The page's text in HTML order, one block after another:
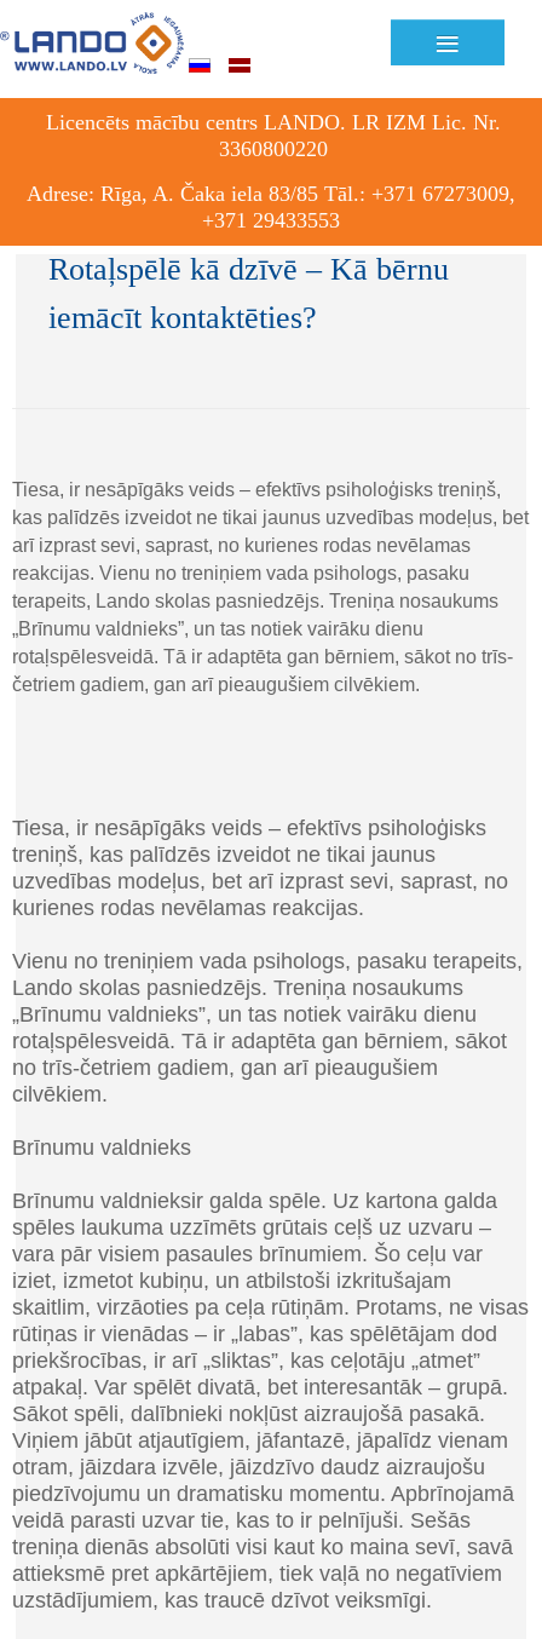
≡
Licencēts mācību centrs LANDO. LR IZM Lic. Nr.
3360800220
Adrese: Rīga, A. Čaka iela 83/85 Tāl.: +371 67273009,
+371 29433553
Rotaļspēlē kā dzīvē – Kā bērnu
iemācīt kontaktēties?
Tiesa, ir nesāpīgāks veids – efektīvs psiholoģisks treniņš,
kas palīdzēs izveidot ne tikai jaunus uzvedības modeļus, bet
arī izprast sevi, saprast, no kurienes rodas nevēlamas
reakcijas. Vienu no treniņiem vada psihologs, pasaku
terapeits, Lando skolas pasniedzējs. Treniņa nosaukums
„Brīnumu valdnieks”, un tas notiek vairāku dienu
rotaļspēlesveidā. Tā ir adaptēta gan bērniem, sākot no trīs-
četriem gadiem, gan arī pieaugušiem cilvēkiem.
Tiesa, ir nesāpīgāks veids – efektīvs psiholoģisks
treniņš, kas palīdzēs izveidot ne tikai jaunus
uzvedības modeļus, bet arī izprast sevi, saprast, no
kurienes rodas nevēlamas reakcijas.
Vienu no treniņiem vada psihologs, pasaku terapeits,
Lando skolas pasniedzējs. Treniņa nosaukums
„Brīnumu valdnieks”, un tas notiek vairāku dienu
rotaļspēlesveidā. Tā ir adaptēta gan bērniem, sākot
no trīs-četriem gadiem, gan arī pieaugušiem
cilvēkiem.
Brīnumu valdnieks
Brīnumu valdnieksir galda spēle. Uz kartona galda
spēles laukuma uzzīmēts grūtais ceļš uz uzvaru –
vara pār visiem pasaules brīnumiem. Šo ceļu var
iziet, izmetot kubiņu, un atbilstoši izkritušajam
skaitlim, virzāoties pa ceļa rūtiņām. Protams, ne visas
rūtiņas ir vienādas – ir „labas”, kas spēlētājam dod
priekšrocības, ir arī „sliktas”, kas ceļotāju „atmet”
atpakaļ. Var spēlēt divatā, bet interesantāk – grupā.
Sākot spēli, dalībnieki nokļūst aizraujošā pasakā.
Viņiem jābūt atjautīgiem, jāfantazē, jāpalīdz vienam
otram, jāizdara izvēle, jāizdzīvo daudz aizraujošu
piedzīvojumu un dramatisku momentu. Apbrīnojamā
veidā parasti uzvar tie, kas to ir pelnījuši. Sešās
treniņa dienās absolūti visi kaut ko maina sevī, savā
attieksmē pret apkārtējiem, tiek vaļā no negatīviem
uzstādījumiem, kas traucē dzīvot veiksmīgi.